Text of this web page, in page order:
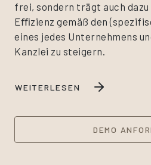
frei, sondern trägt auch dazu
Eﬃzienz gemäß den
eines jedes Unternehmens
Kanzlei zu steigern.
WEITERLESEN
DEMO